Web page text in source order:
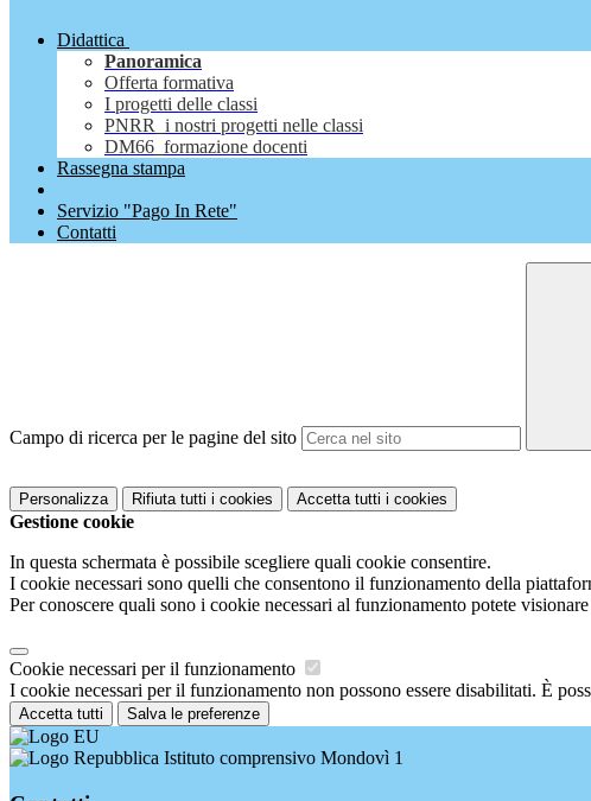
Didattica
Panoramica
Offerta formativa
I progetti delle classi
PNRR_i nostri progetti nelle classi
DM66_formazione docenti
Rassegna stampa
Servizio "Pago In Rete"
Contatti
Campo di ricerca per le pagine del sito
Personalizza Rifiuta tutti i cookies Accetta tutti i cookies
Gestione cookie
In questa schermata è possibile scegliere quali cookie consentire.
I cookie necessari sono quelli che consentono il funzionamento della
Per conoscere quali sono i cookie necessari al funzionamento potete visionare
Cookie necessari per il funzionamento
I cookie necessari per il funzionamento non possono essere disabilitati. È
Accetta tutti Salva le preferenze
Istituto comprensivo Mondovì 1